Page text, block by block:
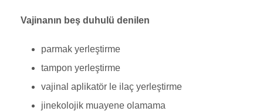
Vajinanın beş duhulü denilen
parmak yerleştirme
tampon yerleştirme
vajinal aplikatör le ilaç yerleştirme
jinekolojik muayene olamama